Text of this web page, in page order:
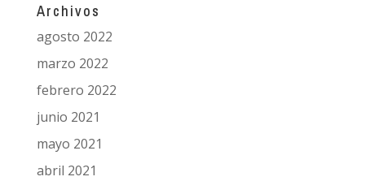
Archivos
agosto 2022
marzo 2022
febrero 2022
junio 2021
mayo 2021
abril 2021